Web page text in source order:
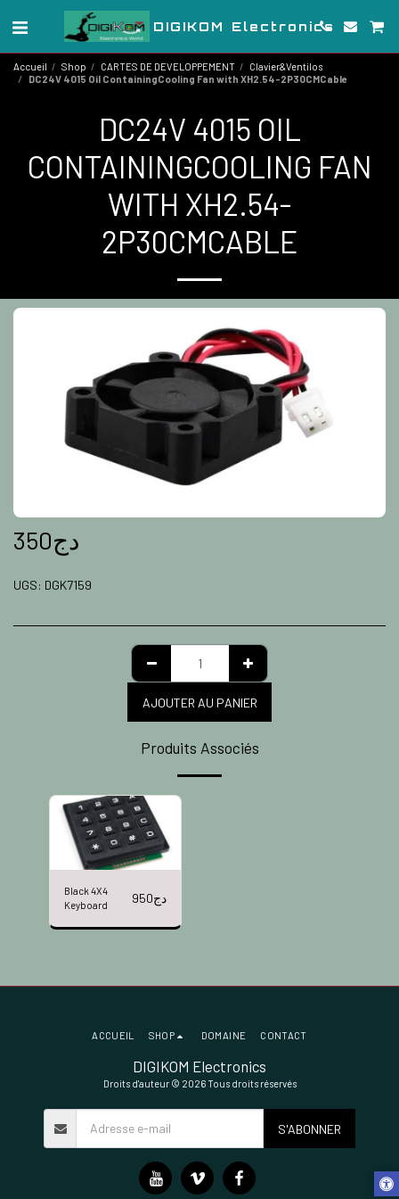
DIGIKOM Electronics
Accueil Shop CARTES DE DEVELOPPEMENT
Clavier&Ventilos
DC24V 4015 Oil ContainingCooling Fan with XH2.54-2P30CMCable
DC24V 4015 OIL
CONTAININGCOOLING FAN
WITH XH2.54-
2P30CMCABLE
350دج
UGS: DGK7159
AJOUTER AU PANIER
Produits Associés
Black 4X4
Keyboard
950دج
DIGIKOM Electronics
Droits d'auteur © 2026 Tous droits réservés
ACCUEIL SHOP DOMAINE CONTACT
S'ABONNER